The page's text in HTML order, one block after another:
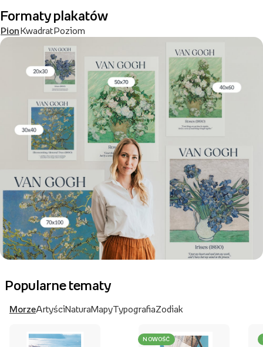
Formaty plakatów
PionKwadratPoziom
Popularne tematy
MorzeArtyściNaturaMapyTypografiaZodiak
NOWOŚĆ